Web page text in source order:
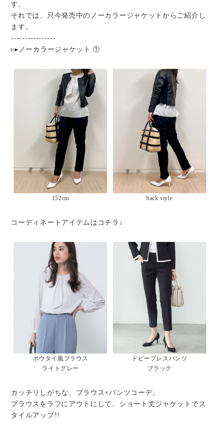
す。
それでは、只今発売中のノーカラージャケットからご紹介し
ます。
----------------
▹▸ノーカラージャケット ①
152cm back style
コーディネートアイテムはコチラ↓
ボウタイ風ブラウス
ライトグレー
ドビープレスパンツ
ブラック
カッチリしがちな、ブラウス×パンツコーデ。
ブラウスをラフにアウトにして、ショート丈ジャケットでス
タイルアップ!!